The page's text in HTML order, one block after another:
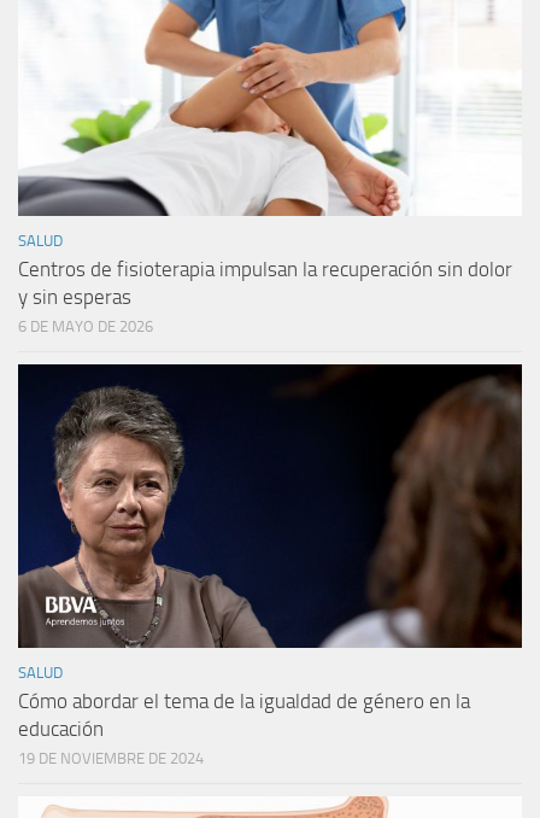
SALUD
Centros de fisioterapia impulsan la recuperación sin dolor
y sin esperas
6 DE MAYO DE 2026
SALUD
Cómo abordar el tema de la igualdad de género en la
educación
19 DE NOVIEMBRE DE 2024